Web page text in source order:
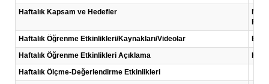
Haftalık Kapsam ve Hedefler
Haftalık Öğrenme Etkinlikleri/Kaynakları/Videolar
Haftalık Öğrenme Etkinlikleri Açıklama
Her
Haftalık Ölçme-Değerlendirme Etkinlikleri